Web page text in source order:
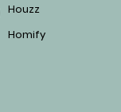
Houzz
Homify